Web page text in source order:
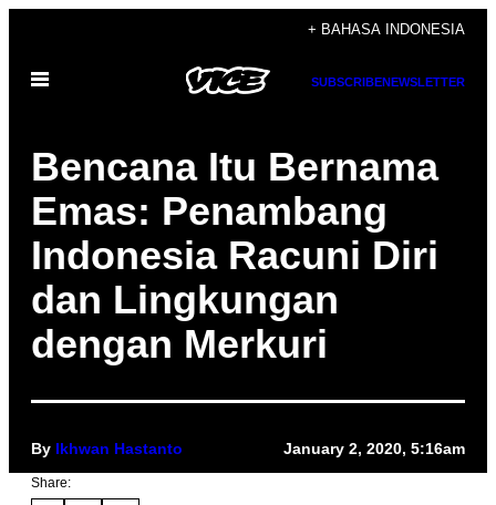
content
+ BAHASA INDONESIA
Open
SUBSCRIBENEWSLETTER
Bencana Itu Bernama
Emas: Penambang
Indonesia Racuni Diri
dan Lingkungan
dengan Merkuri
By Ikhwan Hastanto January 2, 2020, 5:16am
Share: